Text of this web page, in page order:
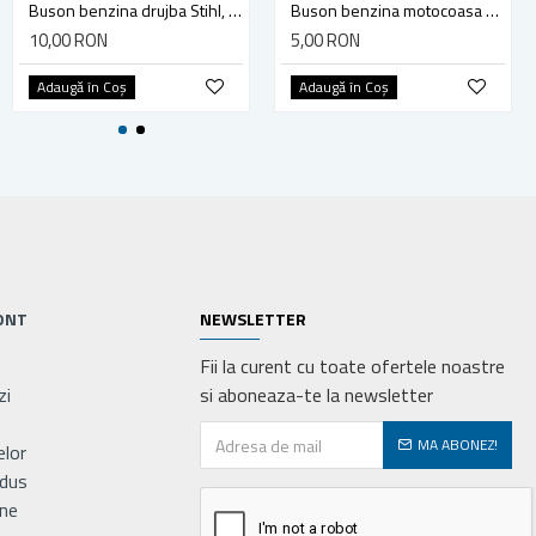
Folie agrotextil, antiburuieni, mulcire, filtru UV, 90 gr/mp, latime 1.6 m, lungime 10 metri, FLO 91047
31,00 RON
Adaugă în Coş
Buson benzina drujba Stihl, model cu clapeta
10,00 RON
Adaugă în Coş
Buson benzina motocoasa TL43/52
5,00 RON
Adaugă în Coş
NEWSLETTER
Fii la curent cu toate ofertele noastre
si aboneaza-te la newsletter
MA ABONEZ!